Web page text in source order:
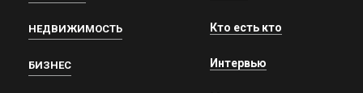
НЕДВИЖИМОСТЬ
БИЗНЕС
Кто есть кто
Интервью